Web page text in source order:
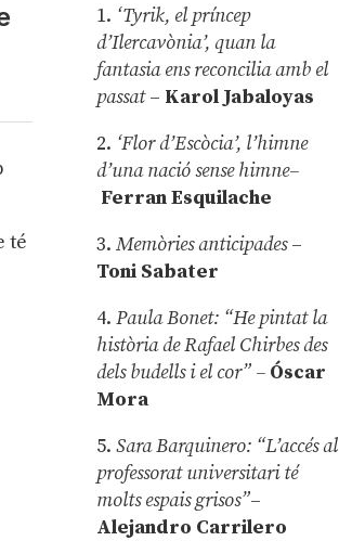
té
1. ‘Tyrik, el príncep
d’Ilercavònia’, quan la
fantasia ens reconcilia amb el
passat– Karol Jabaloyas
2. ‘Flor d’Escòcia’, l’himne
d’una nació sense himne–
Ferran Esquilache
3.Memòries anticipades–
Toni Sabater
4.Paula Bonet: “He pintat la
història de Rafael Chirbes des
dels budells i el cor” – Óscar
Mora
5.Sara Barquinero: “L’accés al
professorat universitari té
molts espais grisos”–
Alejandro Carrilero